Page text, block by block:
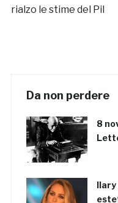
rialzo le stime del Pil
Da non perdere
8